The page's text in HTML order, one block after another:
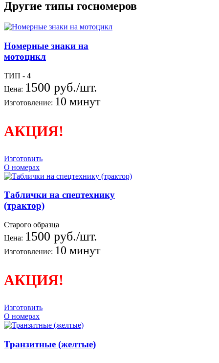
Другие типы госномеров
Номерные знаки на
мотоцикл
ТИП - 4
Цена: 1500 руб./шт.
Изготовление: 10 минут
АКЦИЯ!
Изготовить
О номерах
Таблички на спецтехнику
(трактор)
Старого образца
Цена: 1500 руб./шт.
Изготовление: 10 минут
АКЦИЯ!
Изготовить
О номерах
Транзитные (желтые)